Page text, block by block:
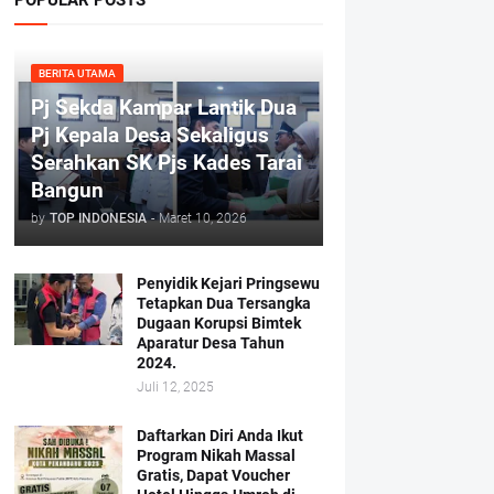
BERITA UTAMA
Pj Sekda Kampar Lantik Dua
Pj Kepala Desa Sekaligus
Serahkan SK Pjs Kades Tarai
Bangun
by TOP INDONESIA - Maret 10, 2026
Penyidik Kejari Pringsewu
Tetapkan Dua Tersangka
Dugaan Korupsi Bimtek
Aparatur Desa Tahun
2024.
Juli 12, 2025
Daftarkan Diri Anda Ikut
Program Nikah Massal
Gratis, Dapat Voucher